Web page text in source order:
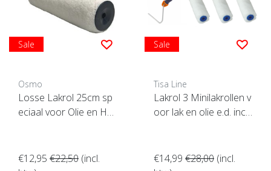
Sale
Osmo
Losse Lakrol 25cm sp
eciaal voor Olie en Har
€12,95 €22,50 (incl.
Sale
Tisa Line
Lakrol 3 Minilakrollen v
oor lak en olie e.d. incl
€14,99 €28,00 (incl.